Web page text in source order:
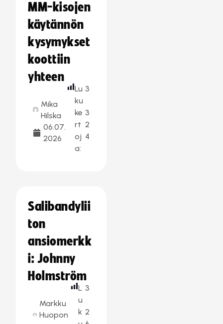
MM-kisojen
käytännön
kysymykset
koottiin
yhteen
Mika
Hilska
06.07.
2026
Lu
ku
ke
rt
oj
a:
3
3
2
4
Salibandylii
ton
ansiomerkk
i: Johnny
Holmström
Markku
Huopon
L
u
k
3
2